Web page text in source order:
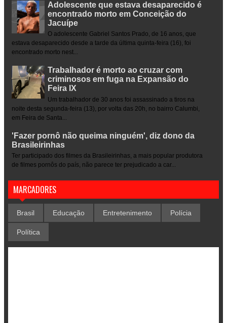
Adolescente que estava desaparecido é
encontrado morto em Conceição do
Jacuípe
O adolescente Gabriel Santos Prado, de 16 anos, que
estava desaparecido desde a tarde da última quinta-feira (16), foi
encontrado morto nest...
Trabalhador é morto ao cruzar com
criminosos em fuga na Expansão do
Feira IX
Um trabalhador de 30 anos foi assassinado a tiros na
noite desta segunda-feira (13), por volta das 20h, no bairro Calumbi,
em Feira de Santa...
'Fazer pornô não queima ninguém', diz dono da
Brasileirinhas
Ter participado dos filmes da Brasileirinhas, a mais popular produtora
de filmes pornôs do país, não parece ter prejudicado a car...
MARCADORES
Brasil Educação Entretenimento Polícia
Política